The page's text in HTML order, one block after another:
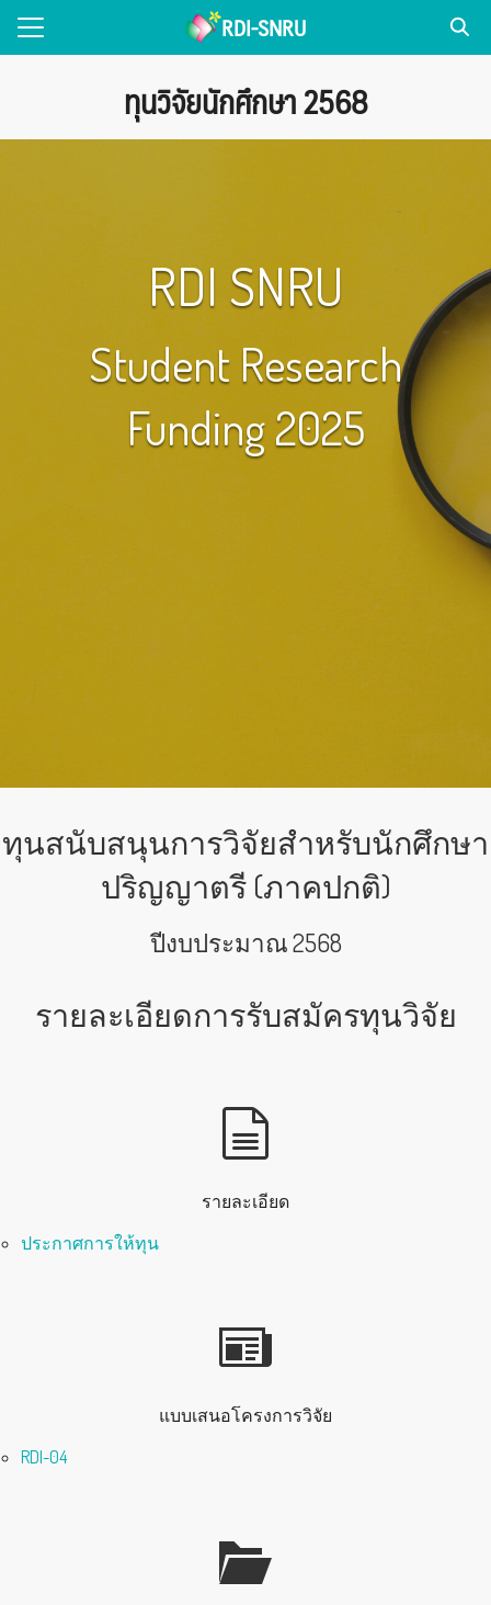
Skip
RDI-SNRU
ป
Search
ทุนวิจัยนักศึกษา 2568
RDI SNRU
Student Research
Funding 2025
ทุนสนับสนุนการวิจัยสำหรับนักศึกษา
ปริญญาตรี (ภาคปกติ)
ปีงบประมาณ 2568
รายละเอียดการรับสมัครทุนวิจัย
รายละเอียด
ประกาศการให้ทุน
แบบเสนอโครงการวิจัย
RDI-04